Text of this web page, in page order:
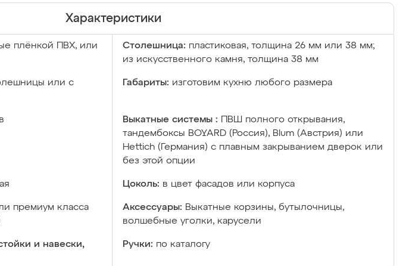
Характеристики
плёнкой ПВХ, или
Столешница: пластиковая, толщина 26 мм или 38 мм;
из искусственного камня, толщина 38 мм
или с
Габариты: изготовим кухню любого размера
Выкатные системы :
ПВШ полного открывания,
тандембоксы BOYARD (Россия), Blum (Австрия) или
Hettich (Германия) с плавным закрыванием дверок или
без этой опции
Цоколь: в цвет фасадов или корпуса
премиум класса
Аксессуары: Выкатные корзины, бутылочницы,
волшебные уголки, карусели
и навески,
Ручки: по каталогу